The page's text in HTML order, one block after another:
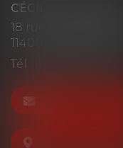
CÉCILE MOURGUES
18 rue du Collège
11400
Tél :